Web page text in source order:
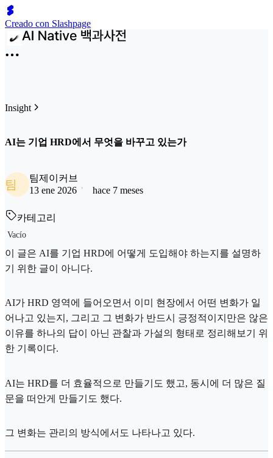
Creado con Slashpage
Insight
AI는 기업 HRD에서 무엇을 바꾸고 있는가
팀
팀제이커브
13 ene 2026
hace 7 meses
카테고리
Vacío
이 글은 AI를 기업 HRD에 어떻게 도입해야 하는지를 설명하
기 위한 글이 아니다.
AI가 HRD 영역에 들어오면서 이미 현장에서 어떤 변화가 일
어나고 있는지, 그리고 그 변화가 반드시 긍정적이지만은 않은
이유를 하나의 답이 아닌 관찰과 가설의 형태로 정리해보기 위
한 기록이다.
AI는 HRD를 더 효율적으로 만들기도 했고, 동시에 더 많은 질
문을 떠안게 만들기도 했다.
그 변화는 관리의 방식에서도 나타나고 있다.